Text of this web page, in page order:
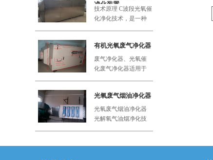
净化装置
技术原理 C波段光氧催
化净化技术，是一种
有机光氧废气净化器
废气净化器、光氧催
化废气净化器适用于
光氧废气烟油净化器
光氧废气烟油净化器
光解氧气油烟净化技